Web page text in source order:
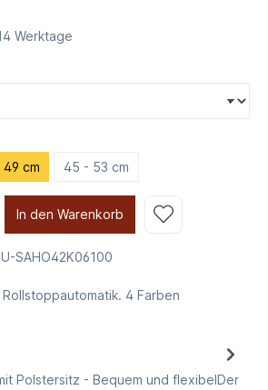
Werktage
49 cm 45 - 53 cm
In den Warenkorb
SAHO42K06100
4 Farben
Polstersitz - Bequem und flexibelDer